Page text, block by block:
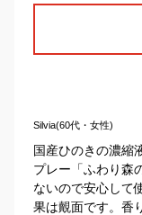
Silvia(60代・女性)
国産ひのきの濃縮
プレー「ふわり森
ないので安心して
果は覿面です。香